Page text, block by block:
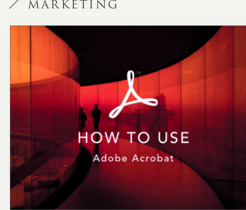
ホームページ集客の重要性
お客様の声
ホームページ制作の流れ
お知らせ・コラム
ABOUT
MARKETING